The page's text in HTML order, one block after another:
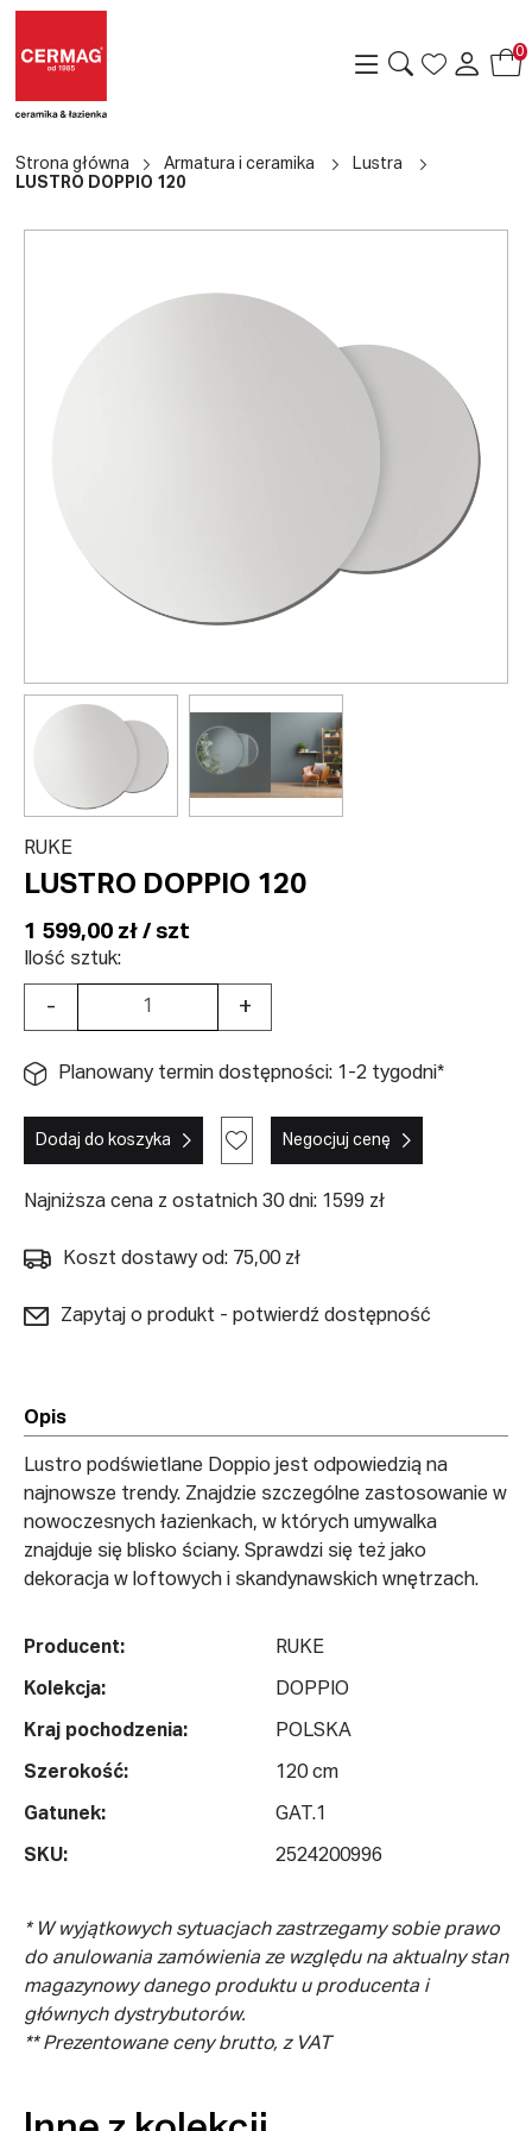
0
Strona główna Armatura i ceramika
Lustra
LUSTRO DOPPIO 120
RUKE
LUSTRO DOPPIO 120
1 599,00 zł / szt
Ilość sztuk:
- +
Planowany termin dostępności: 1-2 tygodni*
Dodaj do koszyka Negocjuj cenę
Najniższa cena z ostatnich 30 dni: 1599 zł
Koszt dostawy od: 75,00 zł
Zapytaj o produkt - potwierdź dostępność
Opis
Lustro podświetlane Doppio jest odpowiedzią na
najnowsze trendy. Znajdzie szczególne zastosowanie w
nowoczesnych łazienkach, w których umywalka
znajduje się blisko ściany. Sprawdzi się też jako
dekoracja w loftowych i skandynawskich wnętrzach.
Producent: RUKE
Kolekcja: DOPPIO
Kraj pochodzenia: POLSKA
Szerokość: 120 cm
Gatunek: GAT.1
SKU: 2524200996
* W wyjątkowych sytuacjach zastrzegamy sobie prawo
do anulowania zamówienia ze względu na aktualny stan
magazynowy danego produktu u producenta i
głównych dystrybutorów.
** Prezentowane ceny brutto, z VAT